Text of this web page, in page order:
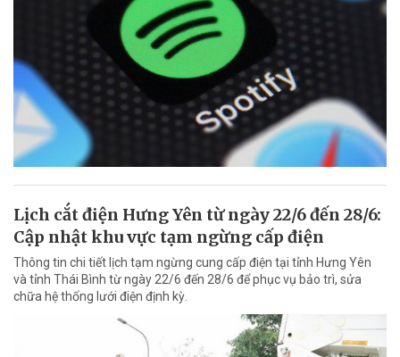
Lịch cắt điện Hưng Yên từ ngày 22/6 đến 28/6:
Cập nhật khu vực tạm ngừng cấp điện
Thông tin chi tiết lịch tạm ngừng cung cấp điện tại tỉnh Hưng Yên
và tỉnh Thái Bình từ ngày 22/6 đến 28/6 để phục vụ bảo trì, sửa
chữa hệ thống lưới điện định kỳ.